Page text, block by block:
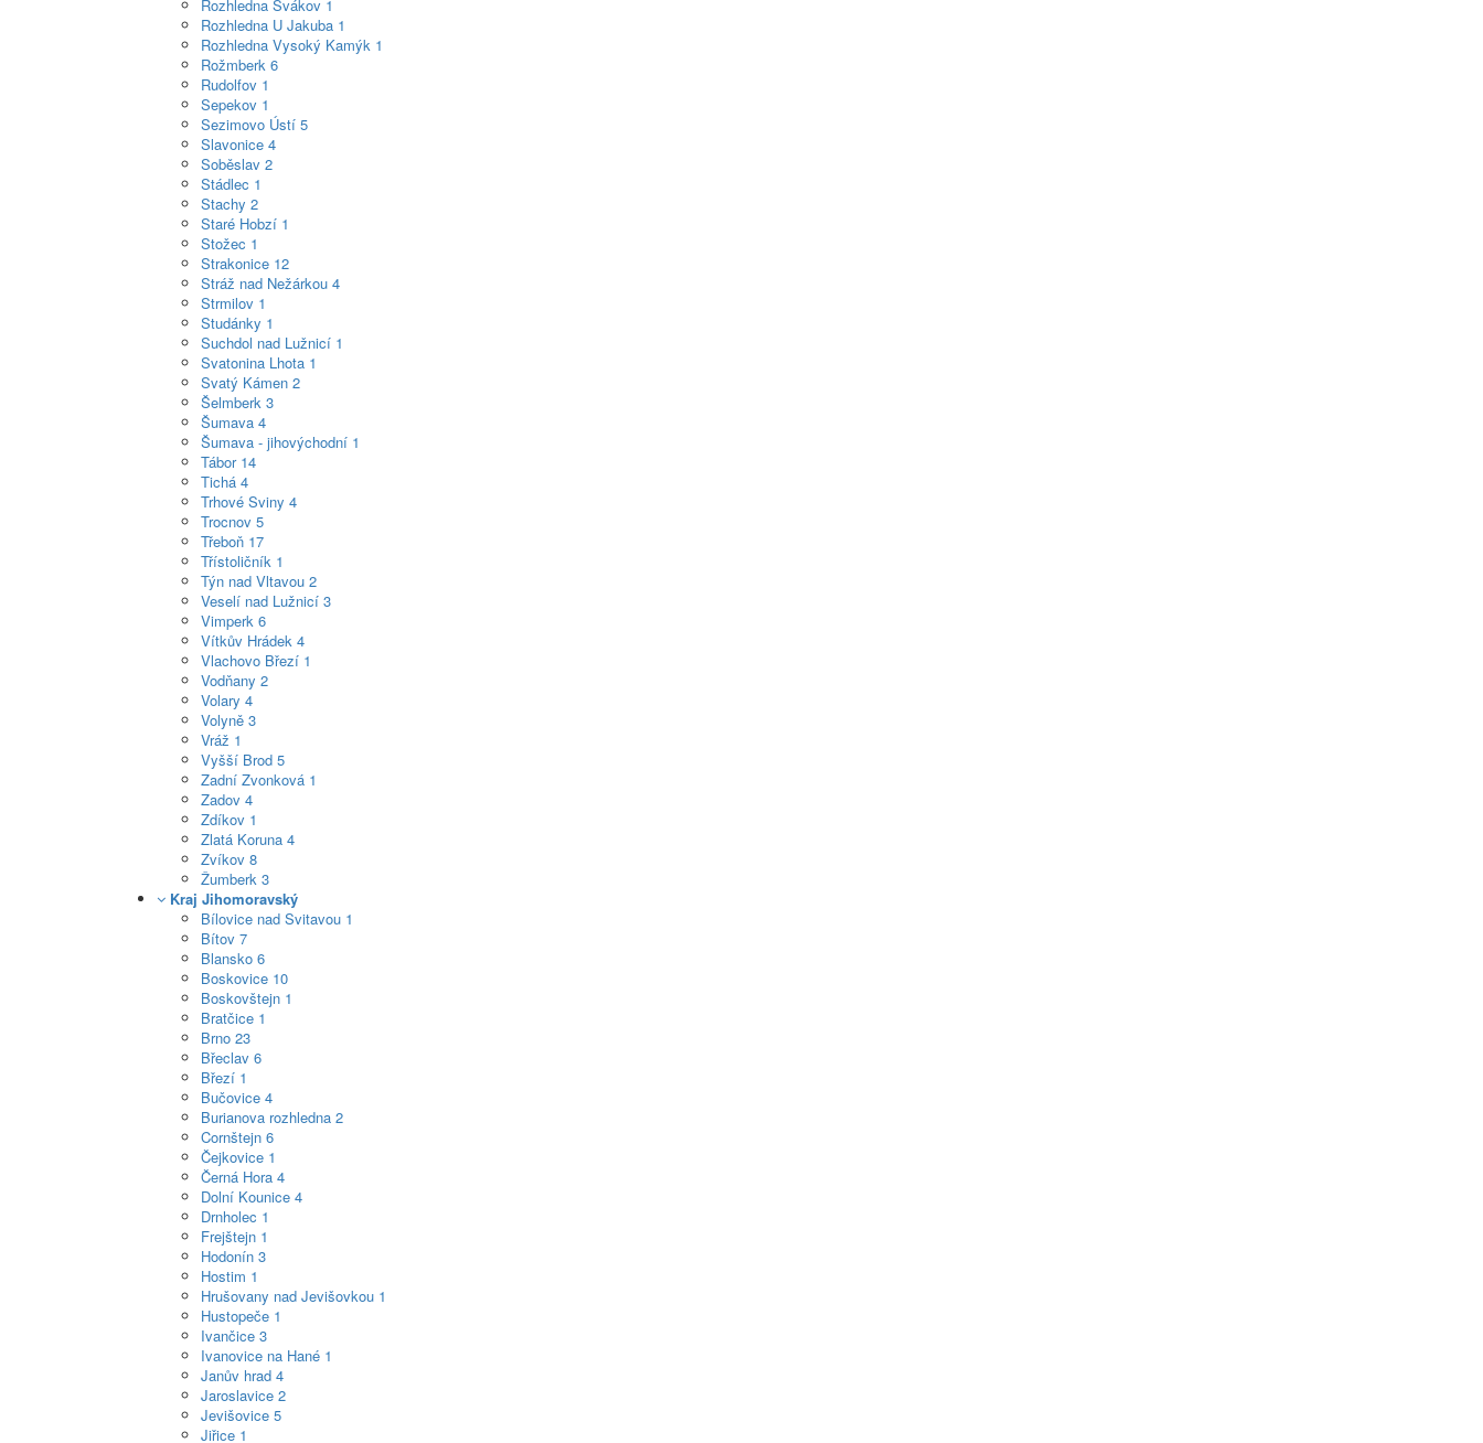
Rozhledna Svákov 1
Rozhledna U Jakuba 1
Rozhledna Vysoký Kamýk 1
Rožmberk 6
Rudolfov 1
Sepekov 1
Sezimovo Ústí 5
Slavonice 4
Soběslav 2
Stádlec 1
Stachy 2
Staré Hobzí 1
Stožec 1
Strakonice 12
Stráž nad Nežárkou 4
Strmilov 1
Studánky 1
Suchdol nad Lužnicí 1
Svatonina Lhota 1
Svatý Kámen 2
Šelmberk 3
Šumava 4
Šumava - jihovýchodní 1
Tábor 14
Tichá 4
Trhové Sviny 4
Trocnov 5
Třeboň 17
Třístoličník 1
Týn nad Vltavou 2
Veselí nad Lužnicí 3
Vimperk 6
Vítkův Hrádek 4
Vlachovo Březí 1
Vodňany 2
Volary 4
Volyně 3
Vráž 1
Vyšší Brod 5
Zadní Zvonková 1
Zadov 4
Zdíkov 1
Zlatá Koruna 4
Zvíkov 8
Žumberk 3
Kraj Jihomoravský
Bílovice nad Svitavou 1
Bítov 7
Blansko 6
Boskovice 10
Boskovštejn 1
Bratčice 1
Brno 23
Břeclav 6
Březí 1
Bučovice 4
Burianova rozhledna 2
Cornštejn 6
Čejkovice 1
Černá Hora 4
Dolní Kounice 4
Drnholec 1
Frejštejn 1
Hodonín 3
Hostim 1
Hrušovany nad Jevišovkou 1
Hustopeče 1
Ivančice 3
Ivanovice na Hané 1
Janův hrad 4
Jaroslavice 2
Jevišovice 5
Jiřice 1